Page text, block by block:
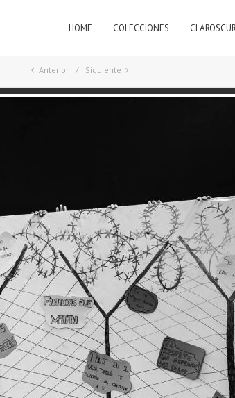
HOME COLECCIONES
Anterior Siguiente